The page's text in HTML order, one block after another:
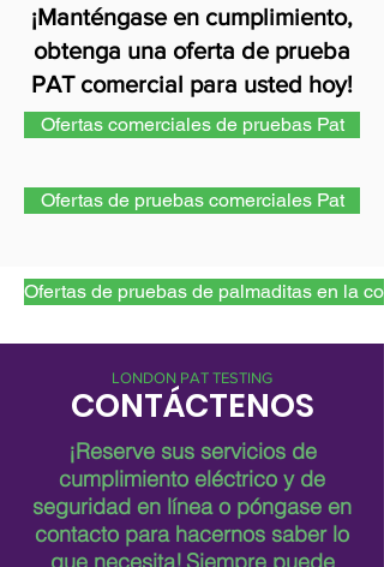
¡Manténgase en cumplimiento,
obtenga una oferta de prueba
PAT comercial para usted hoy!
Ofertas comerciales de pruebas Pat
Ofertas de pruebas comerciales Pat
Ofertas de pruebas de palmaditas en la
LONDON PAT TESTING
CONTÁCTENOS
¡Reserve sus servicios de
cumplimiento eléctrico y de
seguridad en línea o póngase en
contacto para hacernos saber lo